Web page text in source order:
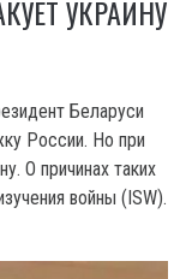
УКРАИНУ
Беларуси
России. Но при
О причинах таких
войны (ISW).